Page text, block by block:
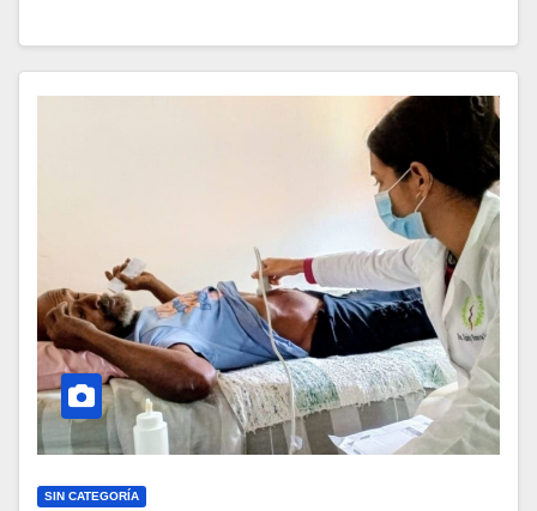
SIN CATEGORÍA